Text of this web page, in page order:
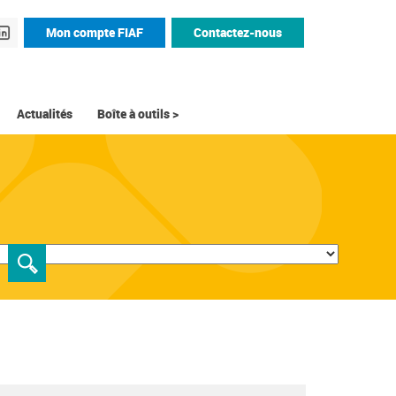
Mon compte FIAF Contactez-nous
Actualités Boîte à outils >